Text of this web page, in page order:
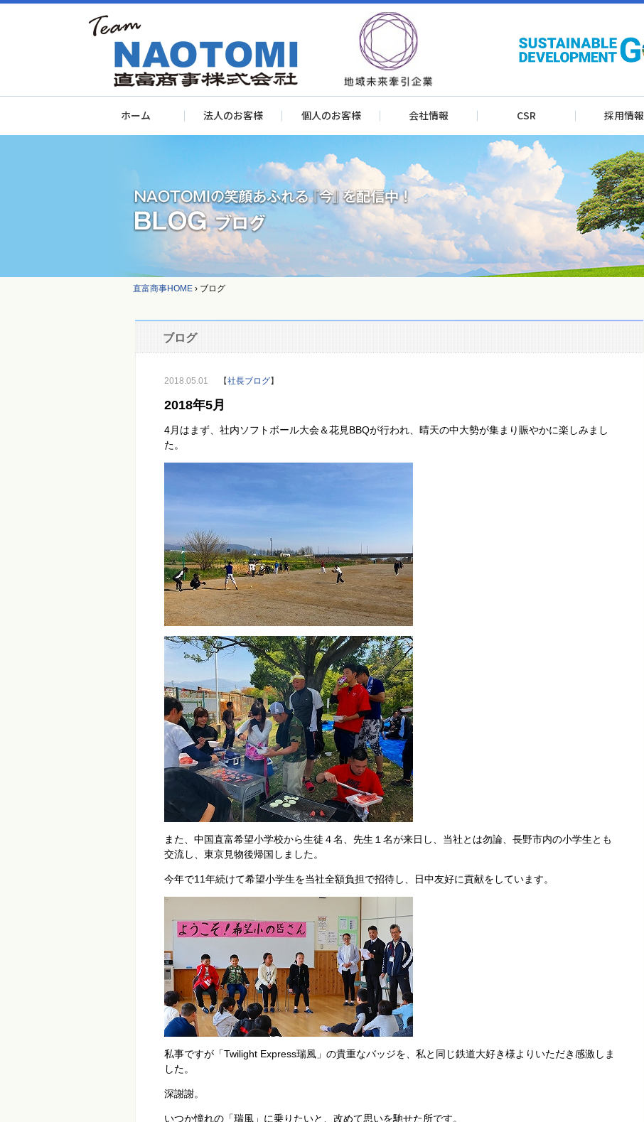
ホーム 法人のお客様 個人のお客様 会社情報 CSR 採用情報
直富商事HOME › ブログ
ブログ
2018.05.01 【社長ブログ】
2018年5月
4月はまず、社内ソフトボール大会＆花見BBQが行われ、晴天の中大勢が集まり賑やかに楽しみまし
た。
また、中国直富希望小学校から生徒４名、先生１名が来日し、当社とは勿論、長野市内の小学生とも
交流し、東京見物後帰国しました。
今年で11年続けて希望小学生を当社全額負担で招待し、日中友好に貢献をしています。
私事ですが「Twilight Express瑞風」の貴重なバッジを、私と同じ鉄道大好き様よりいただき感激しま
した。
深謝謝。
いつか憧れの「瑞風」に乗りたいと、改めて思いを馳せた所です。